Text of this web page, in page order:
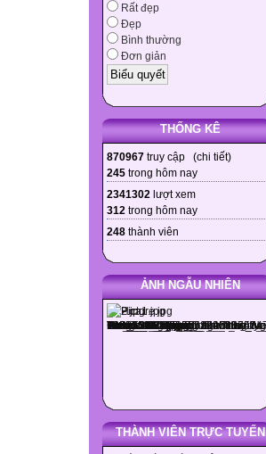
Rất đẹp
Đẹp
Bình thường
Đơn giản
THỐNG KÊ
870967 truy cập (chi tiết)
245 trong hôm nay
2341302 lượt xem
312 trong hôm nay
248 thành viên
ẢNH NGẪU NHIÊN
THÀNH VIÊN TRỰC TUYẾN